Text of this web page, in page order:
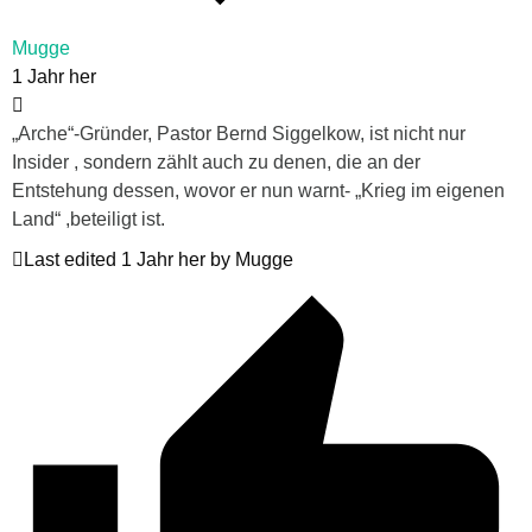
Mugge
1 Jahr her
„Arche“-Gründer, Pastor Bernd Siggelkow, ist nicht nur
Insider , sondern zählt auch zu denen, die an der
Entstehung dessen, wovor er nun warnt- „Krieg im eigenen
Land“ ,beteiligt ist.
Last edited 1 Jahr her by Mugge